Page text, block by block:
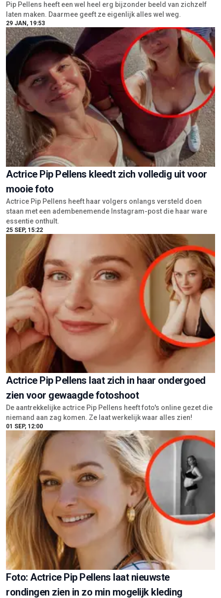
Pip Pellens heeft een wel heel erg bijzonder beeld van zichzelf
laten maken. Daarmee geeft ze eigenlijk alles wel weg.
29 JAN, 19:53
Actrice Pip Pellens kleedt zich volledig uit voor
mooie foto
Actrice Pip Pellens heeft haar volgers onlangs versteld doen
staan met een adembenemende Instagram-post die haar ware
essentie onthult.
25 SEP, 15:22
Actrice Pip Pellens laat zich in haar ondergoed
zien voor gewaagde fotoshoot
De aantrekkelijke actrice Pip Pellens heeft foto's online gezet die
niemand aan zag komen. Ze laat werkelijk waar alles zien!
01 SEP, 12:00
Foto: Actrice Pip Pellens laat nieuwste
rondingen zien in zo min mogelijk kleding